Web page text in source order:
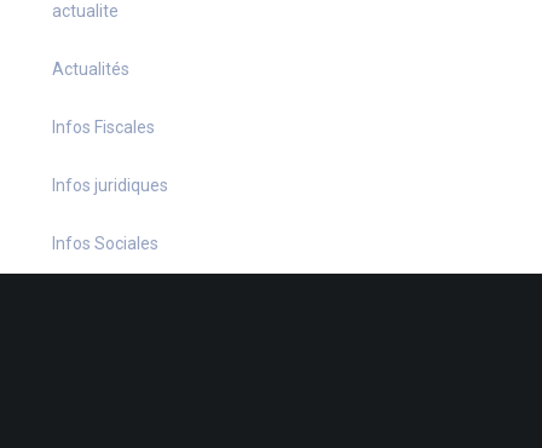
actualite
Actualités
Infos Fiscales
Infos juridiques
Infos Sociales